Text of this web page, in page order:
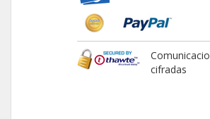
cifradas